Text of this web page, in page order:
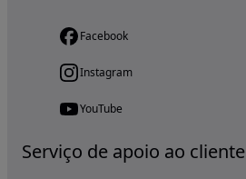
Facebook
Instagram
YouTube
Serviço de apoio ao cliente